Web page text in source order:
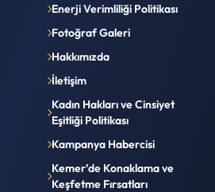
Enerji Verimliliği Politikası
Fotoğraf Galeri
Hakkımızda
İletişim
Kadın Hakları ve Cinsiyet
Eşitliği Politikası
Kampanya Habercisi
Kemer’de Konaklama ve
Keşfetme Fırsatları